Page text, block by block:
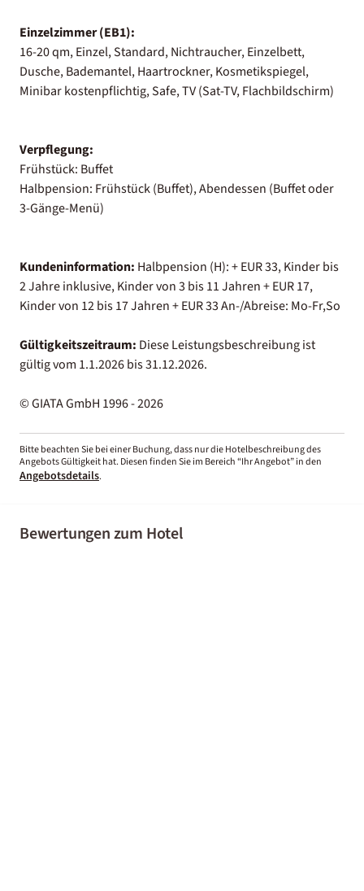
Einzelzimmer (EB1):
16-20 qm, Einzel, Standard, Nichtraucher, Einzelbett,
Dusche, Bademantel, Haartrockner, Kosmetikspiegel,
Minibar kostenpflichtig, Safe, TV (Sat-TV, Flachbildschirm)
Verpflegung:
Frühstück: Buffet
Halbpension: Frühstück (Buffet), Abendessen (Buffet oder
3-Gänge-Menü)
Kundeninformation: Halbpension (H): + EUR 33, Kinder bis
2 Jahre inklusive, Kinder von 3 bis 11 Jahren + EUR 17,
Kinder von 12 bis 17 Jahren + EUR 33 An-/Abreise: Mo-Fr,So
Gültigkeitszeitraum: Diese Leistungsbeschreibung ist
gültig vom 1.1.2026 bis 31.12.2026.
© GIATA GmbH 1996 - 2026
Bitte beachten Sie bei einer Buchung, dass nur die Hotelbeschreibung des
Angebots Gültigkeit hat. Diesen finden Sie im Bereich “Ihr Angebot” in den
Angebotsdetails.
Bewertungen zum Hotel